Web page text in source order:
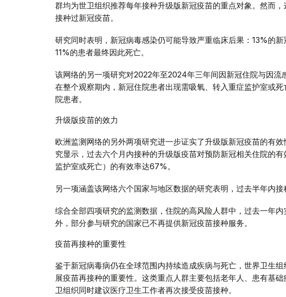
群均为世卫组织推荐每年接种升级版新冠疫苗的重点对象。然而
接种过新冠疫苗。
研究同时表明，新冠病毒感染仍可能导致严重临床后果：13%的新
11%的患者最终因此死亡。
该网络的另一项研究对2022年至2024年三年间因新冠住院与因流
在整个观察期内，新冠住院患者出现需吸氧、转入重症监护室或
院患者。
升级版疫苗的效力
欧洲监测网络的另外两项研究进一步证实了升级版新冠疫苗的有
究显示，过去六个月内接种的升级版疫苗对预防新冠相关住院的
监护室或死亡）的有效率达67%。
另一项涵盖该网络六个国家与地区数据的研究表明，过去半年内
综合全部四项研究的监测数据，住院的高风险人群中，过去一年
外，部分参与研究的国家已不再提供新冠疫苗接种服务。
疫苗再接种的重要性
鉴于新冠病毒病仍在全球范围内持续造成疾病与死亡，世界卫生
展疫苗再接种的重要性。这类重点人群主要包括老年人、患有基
卫组织同时建议医疗卫生工作者再次接受疫苗接种。